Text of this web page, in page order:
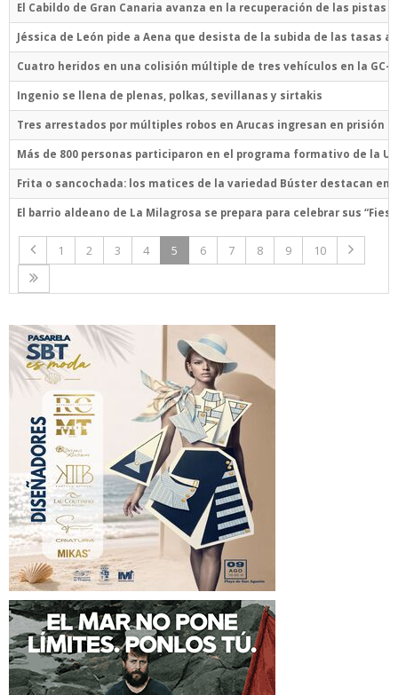
El Cabildo de Gran Canaria avanza en la recuperación de las
Jéssica de León pide a Aena que desista de la subida de las tasas
Cuatro heridos en una colisión múltiple de tres vehículos en la GC-
Ingenio se llena de plenas, polkas, sevillanas y sirtakis
Tres arrestados por múltiples robos en Arucas ingresan en prisión
Más de 800 personas participaron en el programa formativo de la
Frita o sancochada: los matices de la variedad Búster destacan en
El barrio aldeano de La Milagrosa se prepara para celebrar sus
1 2 3 4 5 6 7 8 9 10